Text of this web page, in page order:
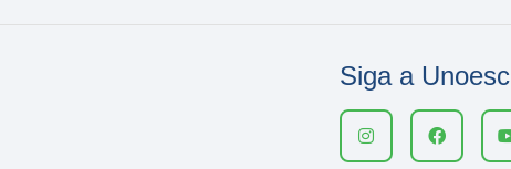
Siga a Unoesc